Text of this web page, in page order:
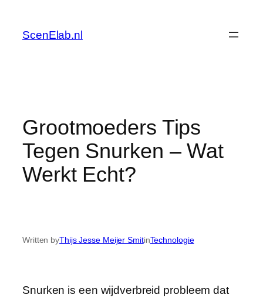
content
ScenElab.nl
Grootmoeders Tips
Tegen Snurken – Wat
Werkt Echt?
Written byThijs Jesse Meijer SmitinTechnologie
Snurken is een wijdverbreid probleem dat